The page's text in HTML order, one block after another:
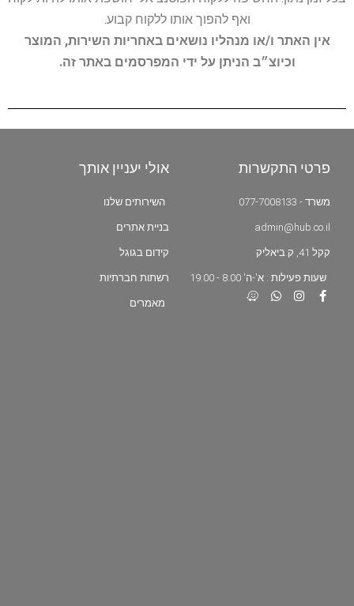
ואף להפוך אותו ללקוח קבוע.
אין האתר ו/או מנהליו נושאים באחריות השירות, המוצר
וכיוצ״ב הניתן על ידי המפרסמים באתר זה.
פרטי התקשרות
משרד - 077-7008133
admin@hub.co.il
קקל 41, ק.ביאליק
שעות פעילות : א'-ה' 8:00 - 19:00
אולי יעניין אותך
השירותים שלנו
בניית אתרים
קידום בגוגל
רשתות חברתיות
מאמרים